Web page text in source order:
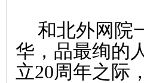
和北外网院
华，品最绚的
立20周年之际